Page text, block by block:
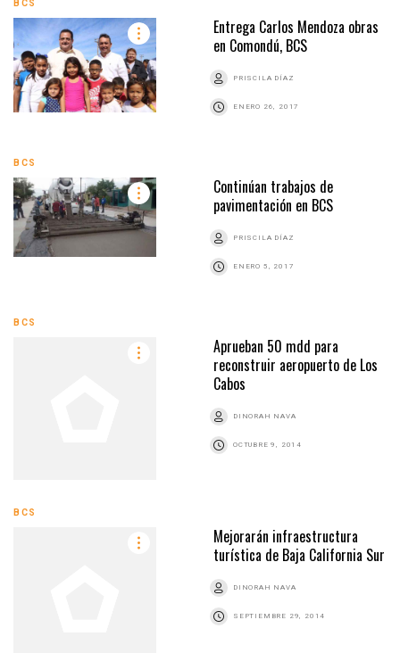
BCS
Entrega Carlos Mendoza obras
en Comondú, BCS
PRISCILA DÍAZ
ENERO 26, 2017
BCS
Continúan trabajos de
pavimentación en BCS
PRISCILA DÍAZ
ENERO 5, 2017
BCS
Aprueban 50 mdd para
reconstruir aeropuerto de Los
Cabos
DINORAH NAVA
OCTUBRE 9, 2014
BCS
Mejorarán infraestructura
turística de Baja California Sur
DINORAH NAVA
SEPTIEMBRE 29, 2014